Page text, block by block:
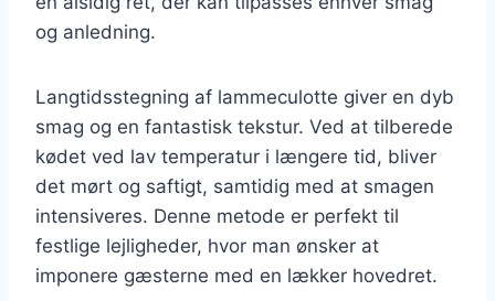
og anledning.
Langtidsstegning af lammeculotte giver en dyb
smag og en fantastisk tekstur. Ved at tilberede
kødet ved lav temperatur i længere tid, bliver
det mørt og saftigt, samtidig med at smagen
intensiveres. Denne metode er perfekt til
festlige lejligheder, hvor man ønsker at
imponere gæsterne med en lækker hovedret.